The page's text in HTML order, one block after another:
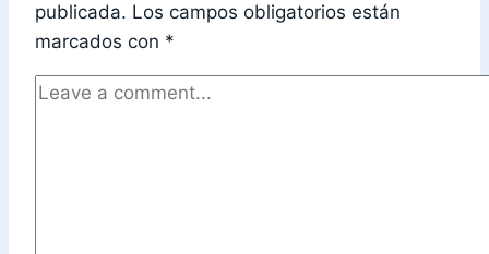
publicada. Los campos obligatorios están
marcados con *